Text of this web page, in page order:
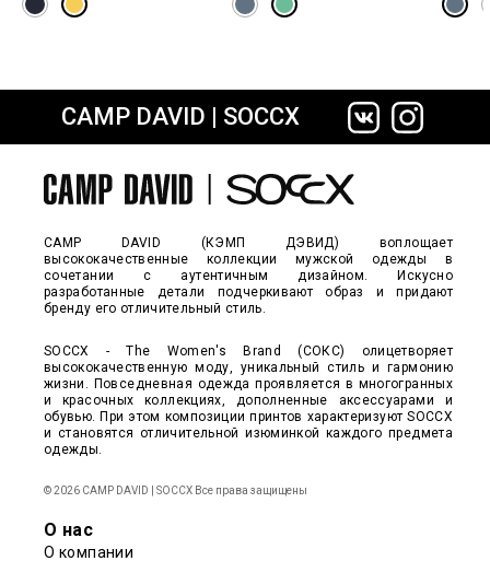
сайте СДЭК
CAMP DAVID | SOCCX
CAMP DAVID (КЭМП ДЭВИД) воплощает
высококачественные коллекции мужской одежды в
сочетании с аутентичным дизайном. Искусно
разработанные детали подчеркивают образ и придают
бренду его отличительный стиль.
SOCCX - The Women's Brand (СОКС) олицетворяет
высококачественную моду, уникальный стиль и гармонию
жизни. Повседневная одежда проявляется в многогранных
и красочных коллекциях, дополненные аксессуарами и
обувью. При этом композиции принтов характеризуют SOCCX
и становятся отличительной изюминкой каждого предмета
одежды.
© 2026 CAMP DAVID | SOCCX Все права защищены
О нас
О компании